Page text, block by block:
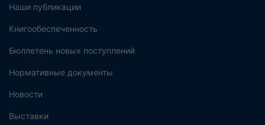
Наши публикации
Книгообеспеченность
Бюллетень новых поступлений
Нормативные документы
Новости
Выставки